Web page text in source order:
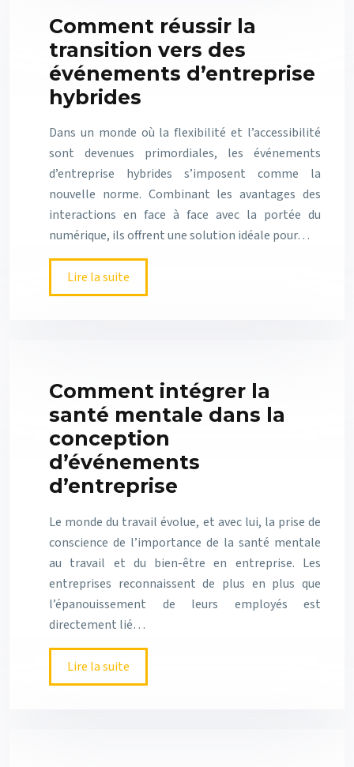
Comment réussir la
transition vers des
événements d’entreprise
hybrides
Dans un monde où la flexibilité et l’accessibilité
sont devenues primordiales, les événements
d’entreprise hybrides s’imposent comme la
nouvelle norme. Combinant les avantages des
interactions en face à face avec la portée du
numérique, ils offrent une solution idéale pour…
Lire la suite
Comment intégrer la
santé mentale dans la
conception
d’événements
d’entreprise
Le monde du travail évolue, et avec lui, la prise de
conscience de l’importance de la santé mentale
au travail et du bien-être en entreprise. Les
entreprises reconnaissent de plus en plus que
l’épanouissement de leurs employés est
directement lié…
Lire la suite